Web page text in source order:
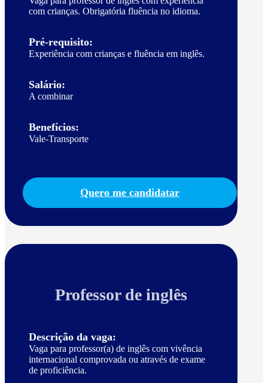
com crianças. Obrigatória fluência no idioma.
Pré-requisito:
Experiência com crianças e fluência em inglês.
Salário:
A combinar
Benefícios:
Vale-Transporte
Quero me candidatar
Professor de inglês
Descrição da vaga:
Vaga para professor(a) de inglês com vivência
internacional comprovada ou através de exame
de proficiência.